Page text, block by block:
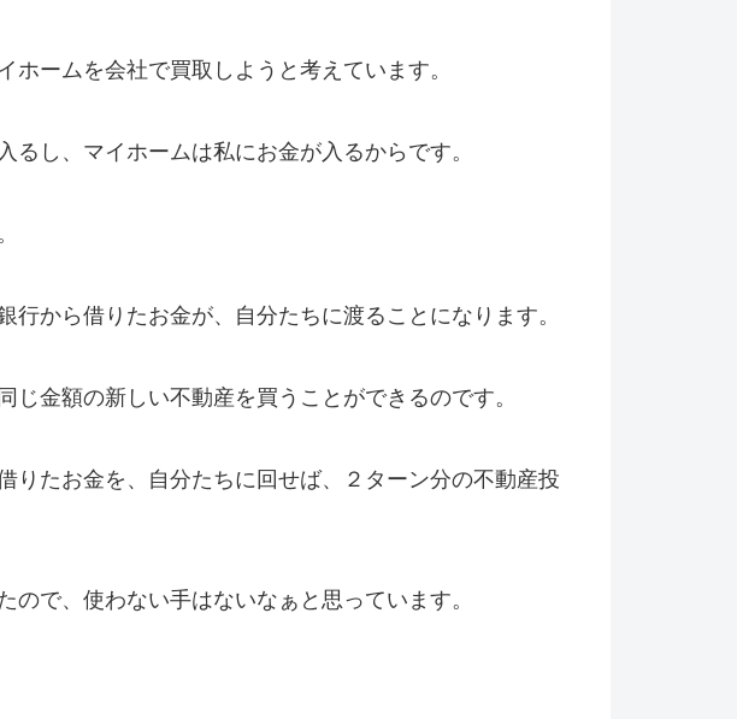
ームを会社で買取しようと考えています。
し、マイホームは私にお金が入るからです。
から借りたお金が、自分たちに渡ることになります。
金額の新しい不動産を買うことができるのです。
りたお金を、自分たちに回せば、２ターン分の不動産投
で、使わない手はないなぁと思っています。